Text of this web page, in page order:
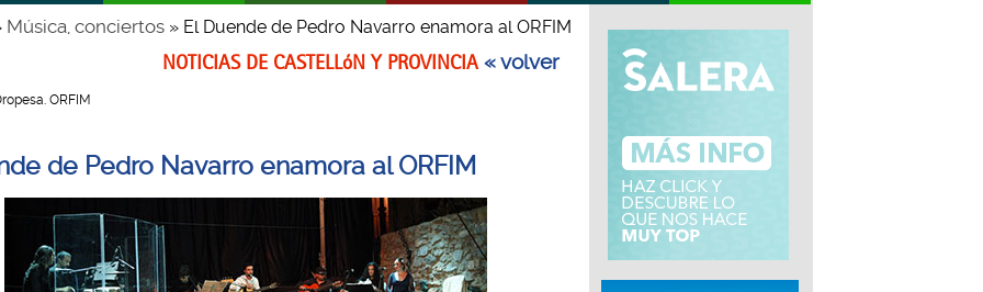
Música, conciertos» El Duende de Pedro Navarro enamora al ORFIM
NOTICIAS DE CASTELLóN Y PROVINCIA« volver
ORFIM
de Pedro Navarro enamora al ORFIM